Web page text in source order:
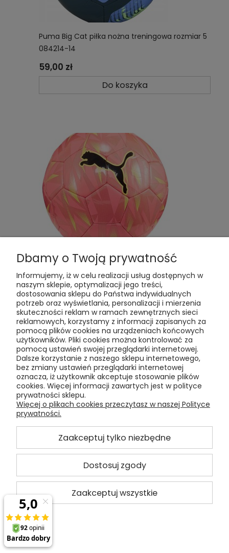
Puma Big Cat piłka nożna treningowa rozmiar 5
084214-14
59,00 zł
Do koszyka
Puma Final piłka nożna treningowa rozmiar 5
084222-02
59,00 zł
Do koszyka
Puma Attacanto Graphic piłka nożna
treningowa rozmiar 5 084073-05
59,00 zł
Dbamy o Twoją prywatność
Informujemy, iż w celu realizacji usług dostępnych w
naszym sklepie, optymalizacji jego treści,
dostosowania sklepu do Państwa indywidualnych
potrzeb oraz wyświetlania, personalizacji i mierzenia
skuteczności reklam w ramach zewnętrznych sieci
reklamowych, korzystamy z informacji zapisanych za
pomocą plików cookies na urządzeniach końcowych
użytkowników. Pliki cookies można kontrolować za
pomocą ustawień swojej przeglądarki internetowej.
Dalsze korzystanie z naszego sklepu internetowego,
bez zmiany ustawień przeglądarki internetowej
oznacza, iż użytkownik akceptuje stosowanie plików
cookies. Więcej informacji zawartych jest w polityce
prywatności sklepu.
Więcej o plikach cookies przeczytasz w naszej Polityce
prywatności.
Zaakceptuj tylko niezbędne
Dostosuj zgody
Zaakceptuj wszystkie